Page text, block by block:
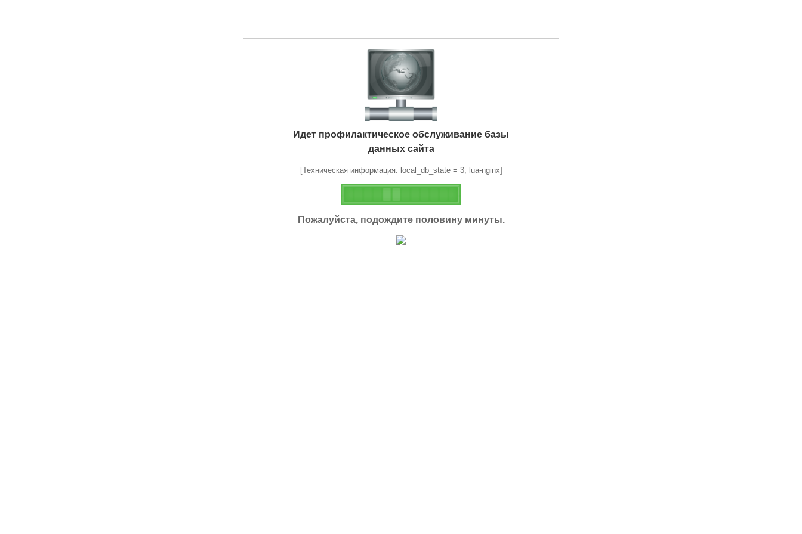
Идет профилактическое обслуживание базы
данных сайта
[Техническая информация: local_db_state = 3, lua-nginx]
Пожалуйста, подождите половину минуты.